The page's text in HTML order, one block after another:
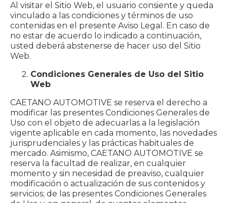
Al visitar el Sitio Web, el usuario consiente y queda
vinculado a las condiciones y términos de uso
contenidas en el presente Aviso Legal. En caso de
no estar de acuerdo lo indicado a continuación,
usted deberá abstenerse de hacer uso del Sitio
Web.
Condiciones Generales de Uso del Sitio
Web
CAETANO AUTOMOTIVE se reserva el derecho a
modificar las presentes Condiciones Generales de
Uso con el objeto de adecuarlas a la legislación
vigente aplicable en cada momento, las novedades
jurisprudenciales y las prácticas habituales de
mercado. Asimismo, CAETANO AUTOMOTIVE se
reserva la facultad de realizar, en cualquier
momento y sin necesidad de preaviso, cualquier
modificación o actualización de sus contenidos y
servicios; de las presentes Condiciones Generales